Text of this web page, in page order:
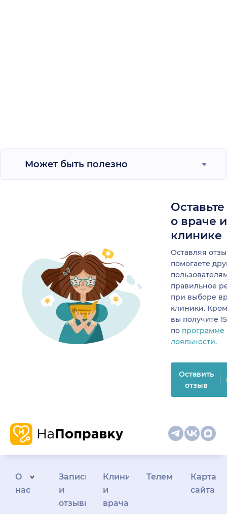
Может быть полезно
о враче
клинике
Оставляя
помогаете
правильное
при выборе
клиники.
вы получите
по программе
лояльности.
Оставить
отзыв
О
нас
Запись
и
отзывы
Клиникам
и
врачам
Телемедицина
Карта
сайта